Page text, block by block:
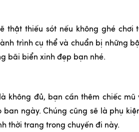
thật thiếu sót nếu không ghé chơi
trình cụ thể và chuẩn bị những
bãi biển xinh đẹp bạn nhé.
không đủ, bạn cần thêm chiếc
ngày. Chúng cũng sẽ là phụ
thời trang trong chuyến đi này.